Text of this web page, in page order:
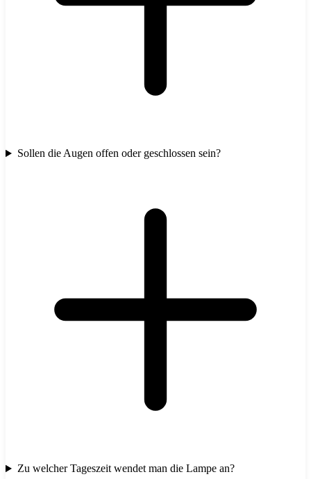
Sollen die Augen offen oder geschlossen sein?
Zu welcher Tageszeit wendet man die Lampe an?